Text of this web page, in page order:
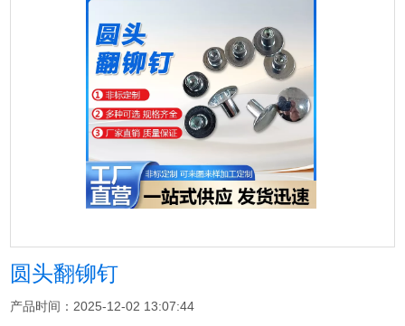
圆头翻铆钉
产品时间：2025-12-02 13:07:44